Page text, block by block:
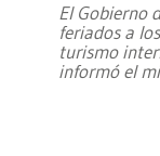
El Gobierno
feriados a
turismo
informó el